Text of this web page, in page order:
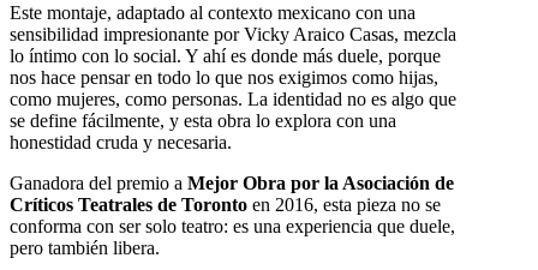
Este montaje, adaptado al contexto mexicano con una
sensibilidad impresionante por Vicky Araico Casas, mezcla
lo íntimo con lo social. Y ahí es donde más duele, porque
nos hace pensar en todo lo que nos exigimos como hijas,
como mujeres, como personas. La identidad no es algo que
se define fácilmente, y esta obra lo explora con una
honestidad cruda y necesaria.
Ganadora del premio a Mejor Obra por la Asociación de
Críticos Teatrales de Toronto en 2016, esta pieza no se
conforma con ser solo teatro: es una experiencia que duele,
pero también libera.